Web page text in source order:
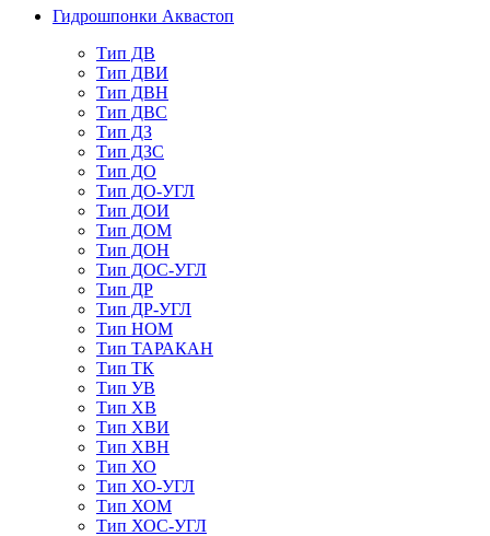
Гидрошпонки Аквастоп
Тип ДВ
Тип ДВИ
Тип ДВН
Тип ДВС
Тип ДЗ
Тип ДЗС
Тип ДО
Тип ДО-УГЛ
Тип ДОИ
Тип ДОМ
Тип ДОН
Тип ДОС-УГЛ
Тип ДР
Тип ДР-УГЛ
Тип НОМ
Тип ТАРАКАН
Тип ТК
Тип УВ
Тип ХВ
Тип ХВИ
Тип ХВН
Тип ХО
Тип ХО-УГЛ
Тип ХОМ
Тип ХОС-УГЛ